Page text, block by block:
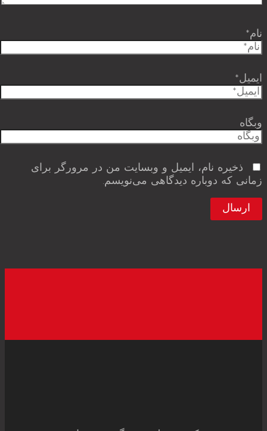
نام*
ایمیل*
وبگاه
ذخیره نام، ایمیل و وبسایت من در مرورگر برای
زمانی که دوباره دیدگاهی می‌نویسم.